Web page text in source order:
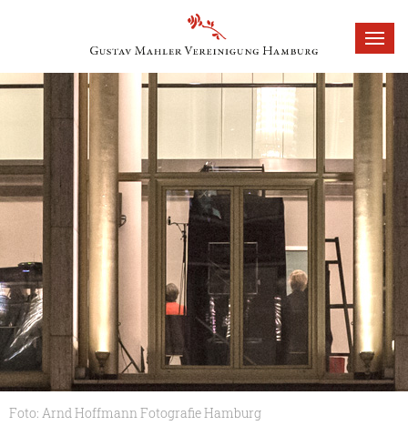
Foto: Arnd Hoffmann Fotografie Hamburg